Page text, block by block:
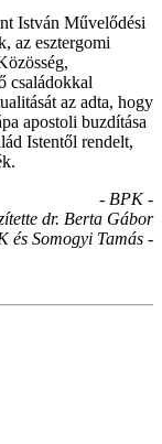
István Művelődési
az esztergomi
családokkal
az adta, hogy
apostoli buzdítása
Istentől rendelt,
- BPK -
dr. Berta Gábor
és Somogyi Tamás -